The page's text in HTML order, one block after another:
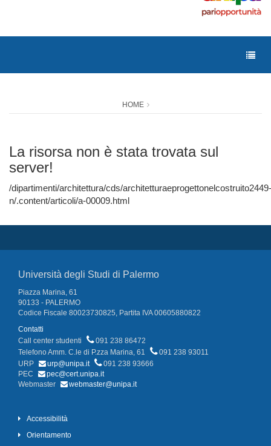
HOME
La risorsa non è stata trovata sul
server!
/dipartimenti/architettura/cds/architetturaeprogettonelcostruito2449-
n/.content/articoli/a-00009.html
Università degli Studi di Palermo
Piazza Marina, 61
90133 - PALERMO
Codice Fiscale 80023730825, Partita IVA 00605880822
Contatti
Call center studenti
091 238 86472
Telefono Amm. C.le di P.zza Marina, 61
091 238 93011
URP
urp@unipa.it
091 238 93666
PEC
pec@cert.unipa.it
Webmaster
webmaster@unipa.it
Accessibilità
Orientamento